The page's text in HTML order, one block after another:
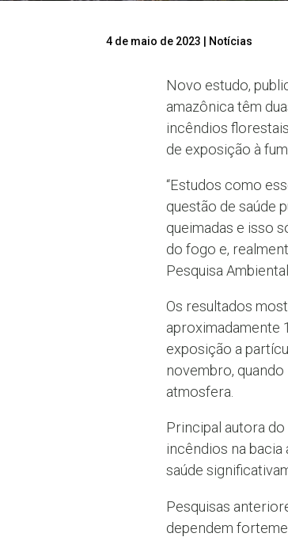
4 de maio de 2023 Notícias
Novo estudo,
amazônica têm
incêndios
de exposição à
“Estudos como
questão de saúde
queimadas e isso
do fogo e,
Pesquisa
Os resultados
aproximadamente
exposição a
novembro,
atmosfera.
Principal autora
incêndios na
saúde
Pesquisas
dependem